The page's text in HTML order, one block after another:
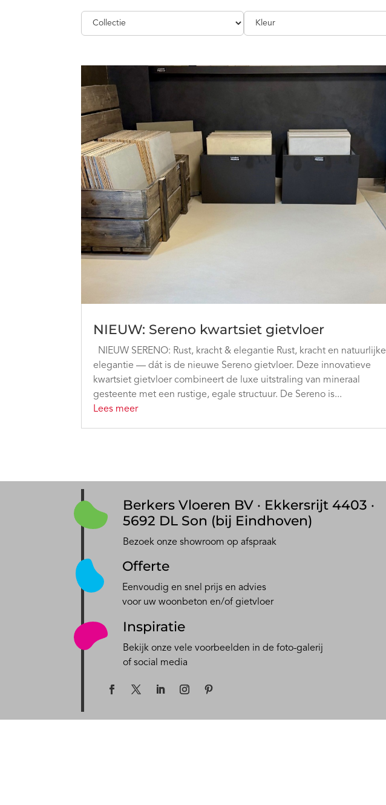
NIEUW: Sereno kwartsiet gietvloer
NIEUW SERENO: Rust, kracht & elegantie Rust, kracht en natuurlijke
elegantie — dát is de nieuwe Sereno gietvloer. Deze innovatieve
kwartsiet gietvloer combineert de luxe uitstraling van mineraal
gesteente met een rustige, egale structuur. De Sereno is...
Lees meer
Berkers Vloeren BV · Ekkersrijt 4403 ·
5692 DL Son (bij Eindhoven)
Bezoek onze showroom op afspraak
Offerte
Eenvoudig en snel prijs en advies
voor uw woonbeton en/of gietvloer
Inspiratie
Bekijk onze vele voorbeelden in de foto-galerij
of social media